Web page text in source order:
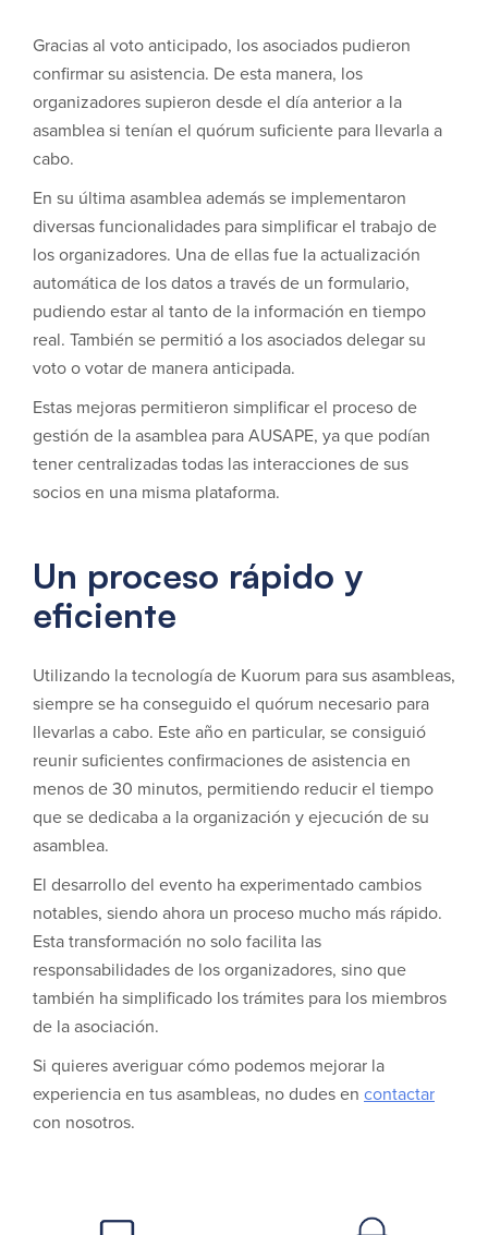
Gracias al voto anticipado, los asociados pudieron
confirmar su asistencia. De esta manera, los
organizadores supieron desde el día anterior a la
asamblea si tenían el quórum suficiente para llevarla a
cabo.
En su última asamblea además se implementaron
diversas funcionalidades para simplificar el trabajo de
los organizadores. Una de ellas fue la actualización
automática de los datos a través de un formulario,
pudiendo estar al tanto de la información en tiempo
real. También se permitió a los asociados delegar su
voto o votar de manera anticipada.
Estas mejoras permitieron simplificar el proceso de
gestión de la asamblea para AUSAPE, ya que podían
tener centralizadas todas las interacciones de sus
socios en una misma plataforma.
Un proceso rápido y
eficiente
Utilizando la tecnología de Kuorum para sus asambleas,
siempre se ha conseguido el quórum necesario para
llevarlas a cabo. Este año en particular, se consiguió
reunir suficientes confirmaciones de asistencia en
menos de 30 minutos, permitiendo reducir el tiempo
que se dedicaba a la organización y ejecución de su
asamblea.
El desarrollo del evento ha experimentado cambios
notables, siendo ahora un proceso mucho más rápido.
Esta transformación no solo facilita las
responsabilidades de los organizadores, sino que
también ha simplificado los trámites para los miembros
de la asociación.
Si quieres averiguar cómo podemos mejorar la
experiencia en tus asambleas, no dudes en contactar
con nosotros.